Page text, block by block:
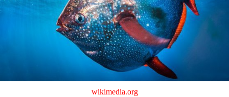
wikimedia.org